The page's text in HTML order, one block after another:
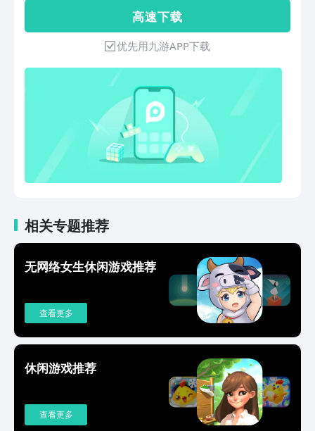
和拖动，合成顾客所需要的订单。随着游
戏的进行，你将解锁更多的合成配方，尽
情展示你的待客之道。【随心定制，个性
装修】提供丰富的装修方案选择，并且可
以随时修改场景！根据自己的喜好设计沙
滩餐厅的外观和布局，甚至精细到桌上的
一盆花都可以自主选择。无论是热带风情
的草屋，还是现代简约的玻璃房，一切尽
在你的掌控之中。【趣味对白，超多剧
情】升级不仅可以解锁场景，还有推动剧
情的丰富对白，你将在游戏中遇到形形色
色的角色，通过完成任务和挑战，逐步揭
合成，你还可以体验到经营餐厅的乐趣，
在这片美丽的沙滩上，一切你说了算！
高 速 下 载
优先用九游APP下载
相关专题推荐
无网络女生休闲游戏推荐
查看更多
休闲游戏推荐
查看更多